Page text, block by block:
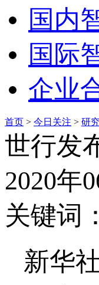
国内
国际
企业
首页 > 今日关注 > 研
世行发
2020年
关键词
新华